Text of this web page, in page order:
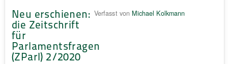
Neu erschienen:
die Zeitschrift
für
Parlamentsfragen
(ZParl) 2/2020
Verfasst von Michael Kolkmann